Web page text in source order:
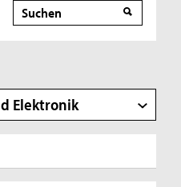
Suche
Suche
Elektronik